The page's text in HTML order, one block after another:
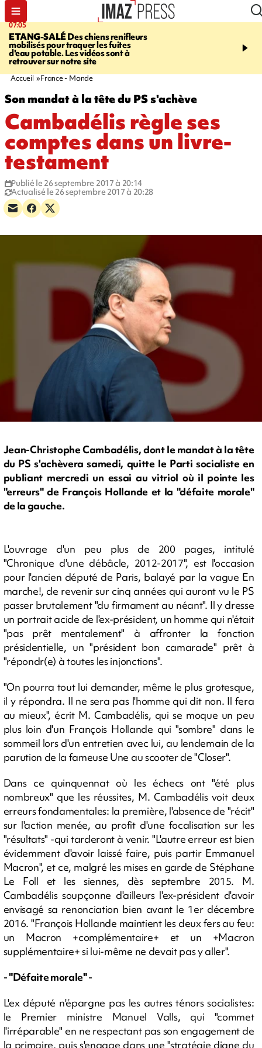
07:05
ETANG-SALÉDes chiens renifleurs
mobilisés pour traquer les fuites
d'eau potable. Les vidéos sont à
retrouver sur notre site
09:53
CATASTROPHIQUE
sécheresse, incendies -
Accueil France - Monde
Son mandat à la tête du PS s'achève
Cambadélis règle ses
comptes dans un livre-
testament
Publié le 26 septembre 2017 à 20:14
Actualisé le 26 septembre 2017 à 20:28
Jean-Christophe Cambadélis, dont le mandat à la tête
du PS s'achèvera samedi, quitte le Parti socialiste en
publiant mercredi un essai au vitriol où il pointe les
"erreurs" de François Hollande et la "défaite morale"
de la gauche.
L'ouvrage d'un peu plus de 200 pages, intitulé
"Chronique d'une débâcle, 2012-2017", est l'occasion
pour l'ancien député de Paris, balayé par la vague En
marche!, de revenir sur cinq années qui auront vu le PS
passer brutalement "du firmament au néant". Il y dresse
un portrait acide de l'ex-président, un homme qui n'était
"pas prêt mentalement" à affronter la fonction
présidentielle, un "président bon camarade" prêt à
"répondr(e) à toutes les injonctions".
"On pourra tout lui demander, même le plus grotesque,
il y répondra. Il ne sera pas l'homme qui dit non. Il fera
au mieux", écrit M. Cambadélis, qui se moque un peu
plus loin d'un François Hollande qui "sombre" dans le
sommeil lors d'un entretien avec lui, au lendemain de la
parution de la fameuse Une au scooter de "Closer".
Dans ce quinquennat où les échecs ont "été plus
nombreux" que les réussites, M. Cambadélis voit deux
erreurs fondamentales: la première, l'absence de "récit"
sur l'action menée, au profit d'une focalisation sur les
"résultats" -qui tarderont à venir. "L'autre erreur est bien
évidemment d'avoir laissé faire, puis partir Emmanuel
Macron", et ce, malgré les mises en garde de Stéphane
Le Foll et les siennes, dès septembre 2015. M.
Cambadélis soupçonne d'ailleurs l'ex-président d'avoir
envisagé sa renonciation bien avant le 1er décembre
2016. "François Hollande maintient les deux fers au feu:
un Macron +complémentaire+ et un +Macron
supplémentaire+ si lui-même ne devait pas y aller".
- "Défaite morale" -
L'ex député n'épargne pas les autres ténors socialistes:
le Premier ministre Manuel Valls, qui "commet
l'irréparable" en ne respectant pas son engagement de
la primaire, puis s'engage dans une "stratégie digne du